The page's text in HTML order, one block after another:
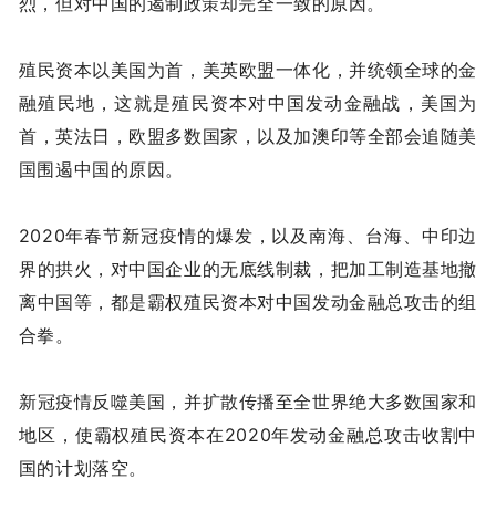
殖民资本以美国为首，美英欧盟一体化，并统领全球的金
融殖民地，这就是殖民资本对中国发动金融战，美国为
首，英法日，欧盟多数国家，以及加澳印等全部会追随美
国围遏中国的原因。
2020年春节新冠疫情的爆发，以及南海、台海、中印边
界的拱火，对中国企业的无底线制裁，把加工制造基地撤
离中国等，都是霸权殖民资本对中国发动金融总攻击的组
合拳。
新冠疫情反噬美国，并扩散传播至全世界绝大多数国家和
地区，使霸权殖民资本在2020年发动金融总攻击收割中
国的计划落空。